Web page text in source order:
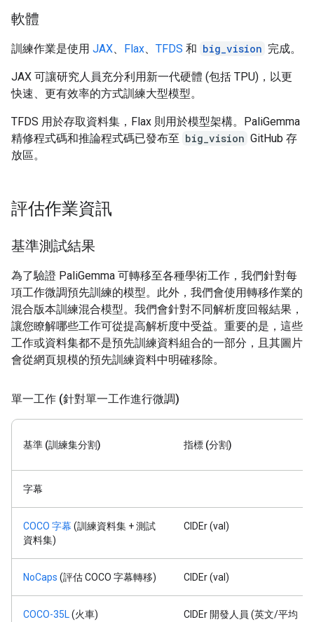
軟體
訓練作業是使用 JAX、 Flax、 TFDS 和 big_vision 完成。
JAX 可讓研究人員充分利用新一代硬體 (包括 TPU)，以更
快速、更有效率的方式訓練大型模型。
TFDS 用於存取資料集，Flax 則用於模型架構。PaliGemma
精修程式碼和推論程式碼已發布至 big_vision GitHub 存
放區。
評估作業資訊
基準測試結果
為了驗證 PaliGemma 可轉移至各種學術工作，我們針對每
項工作微調預先訓練的模型。此外，我們會使用轉移作業的
混合版本訓練混合模型。我們會針對不同解析度回報結果，
讓您瞭解哪些工作可從提高解析度中受益。重要的是，這些
工作或資料集都不是預先訓練資料組合的一部分，且其圖片
會從網頁規模的預先訓練資料中明確移除。
單一工作 (針對單一工作進行微調)
基準 (訓練集分割) 指標 (分割)
字幕
COCO 字幕 (訓練資料集 + 測試
資料集)
CIDEr (val)
NoCaps (評估 COCO 字幕轉移) CIDEr (val)
COCO-35L (火車)
CIDEr 開發人員 (英文/平均